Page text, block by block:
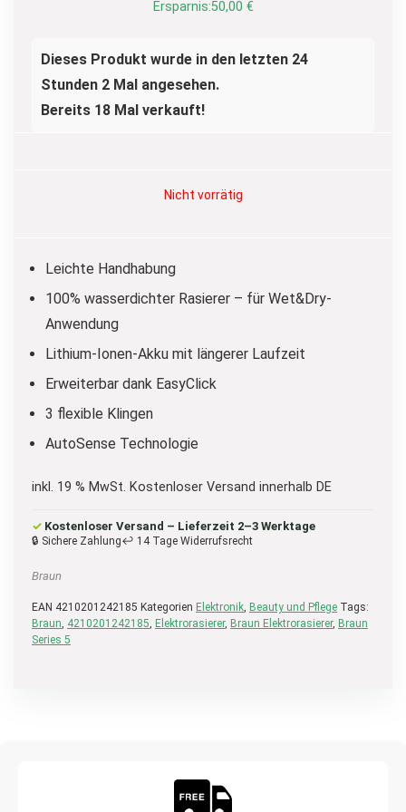
war:
ist:
Ersparnis:50,00 €
Dieses Produkt wurde in den letzten 24
Stunden 2 Mal angesehen.
Bereits 18 Mal verkauft!
Nicht vorrätig
Leichte Handhabung
100% wasserdichter Rasierer – für Wet&Dry-
Anwendung
Lithium-Ionen-Akku mit längerer Laufzeit
Erweiterbar dank EasyClick
3 flexible Klingen
AutoSense Technologie
inkl. 19 % MwSt. Kostenloser Versand innerhalb DE
✓ Kostenloser Versand – Lieferzeit 2–3 Werktage
🔒 Sichere Zahlung↩ 14 Tage Widerrufsrecht
Braun
EAN 4210201242185 Kategorien Elektronik, Beauty und Pflege Tags:
Braun, 4210201242185, Elektrorasierer, Braun Elektrorasierer, Braun
Series 5